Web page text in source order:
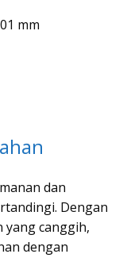
mm
dan
Dengan
canggih,
dengan